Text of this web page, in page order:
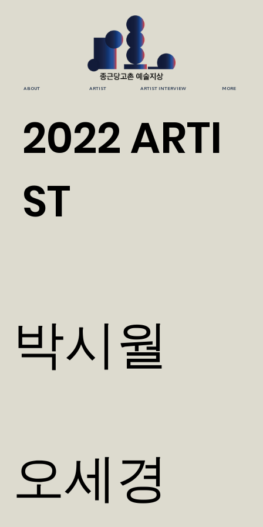
ABOUT ARTIST ARTIST INTERVIEW MORE
2022 ARTI
ST
​박시월
오세경